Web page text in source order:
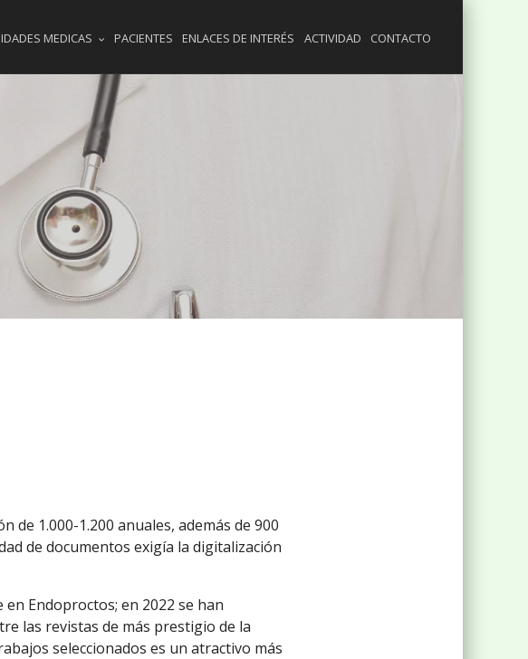
MEDICAS PACIENTES ENLACES DE INTERÉS ACTIVIDAD CONTACTO
de 1.000-1.200 anuales, además de 900
de documentos exigía la digitalización
Endoproctos; en 2022 se han
las revistas de más prestigio de la
seleccionados es un atractivo más